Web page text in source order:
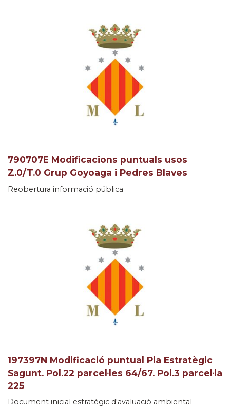
790707E Modificacions puntuals usos
Z.0/T.0 Grup Goyoaga i Pedres Blaves
Reobertura informació pública
197397N Modificació puntual Pla Estratègic
Sagunt. Pol.22 parcel·les 64/67. Pol.3 parcel·la
225
Document inicial estratègic d'avaluació ambiental